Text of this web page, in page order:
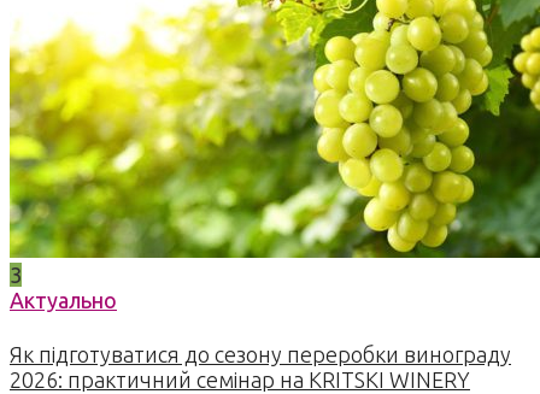
3
Актуально
Як підготуватися до сезону переробки винограду
2026: практичний семінар на KRITSKI WINERY